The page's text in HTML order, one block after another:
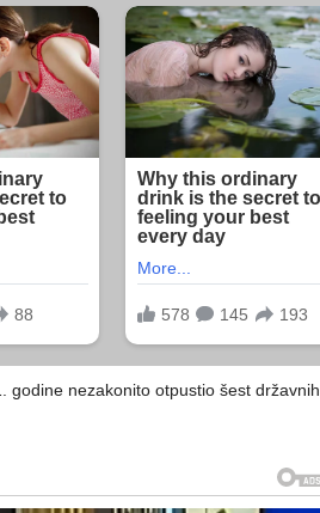
nezakonito otpustio šest državnih